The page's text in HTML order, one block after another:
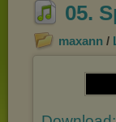
05.
maxann /